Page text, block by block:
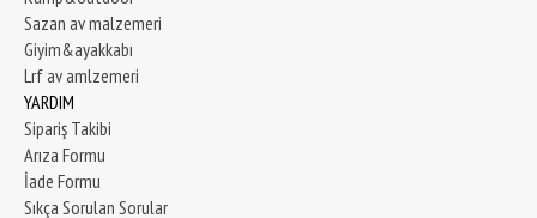
Sazan av malzemeri
Giyim&ayakkabı
Lrf av amlzemeri
YARDIM
Sipariş Takibi
Arıza Formu
İade Formu
Sıkça Sorulan Sorular